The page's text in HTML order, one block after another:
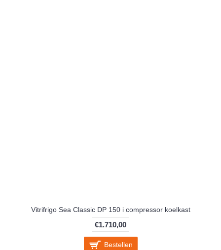
Vitrifrigo Sea Classic DP 150 i compressor koelkast
€1.710,00
Bestellen